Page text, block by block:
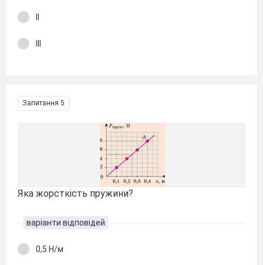
ІІІ
Запитання 5
Яка жорсткість пружини?
варіанти відповідей
0,5 Н/м